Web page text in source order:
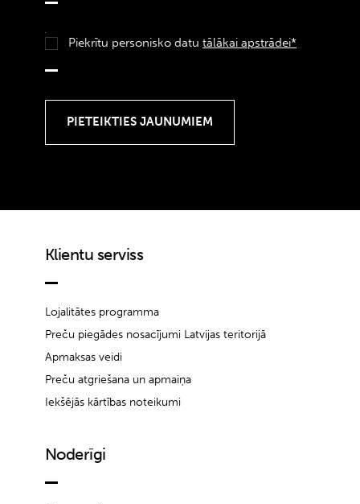
Piekrītu personisko datu tālākai apstrādei*
Klientu serviss
Lojalitātes programma
Preču piegādes nosacījumi Latvijas teritorijā
Apmaksas veidi
Preču atgriešana un apmaiņa
Iekšējās kārtības noteikumi
Noderīgi